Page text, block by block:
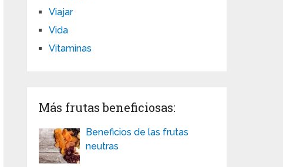
Viajar
Vida
Vitaminas
Más frutas beneficiosas:
Beneficios de las frutas
neutras